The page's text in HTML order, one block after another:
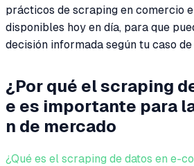
prácticos de scraping en comercio
disponibles hoy en día, para que
decisión informada según tu caso
¿Por qué el scraping
e es importante para
n de mercado
¿Qué es el scraping de datos en e-